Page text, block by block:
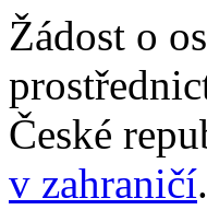
Žádost o
České
v zahraničí.